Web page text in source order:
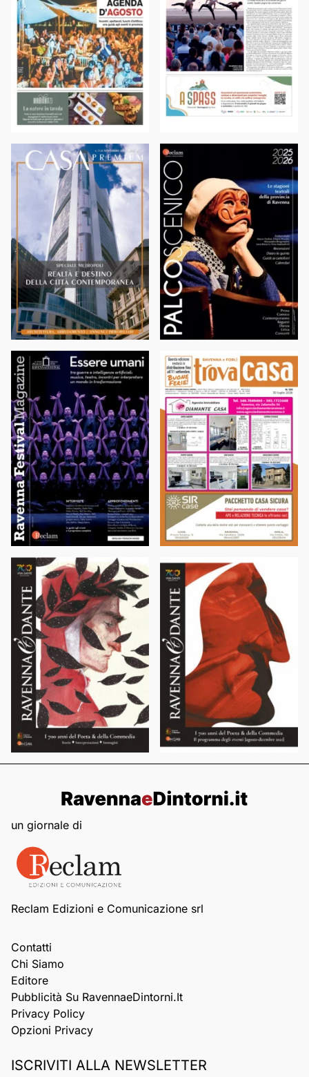
un giornale di
Reclam Edizioni e Comunicazione srl
Contatti
Chi Siamo
Editore
Pubblicità Su RavennaeDintorni.it
Privacy Policy
Opzioni Privacy
ISCRIVITI ALLA NEWSLETTER